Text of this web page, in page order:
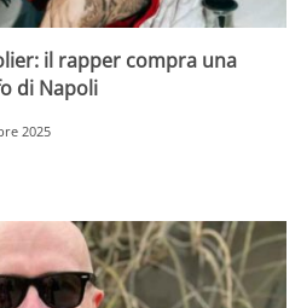
il rapper compra una
di Napoli
2025